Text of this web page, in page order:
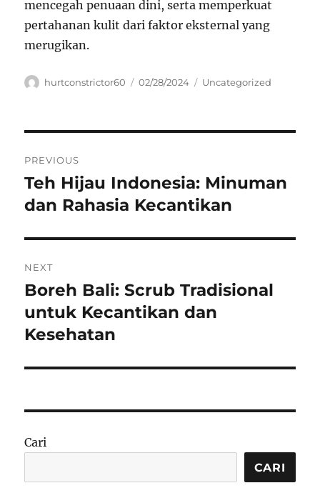
mencegah penuaan dini, serta memperkuat
pertahanan kulit dari faktor eksternal yang
merugikan.
Author
hurtconstrictor60
Posted
02/28/2024 Categories
Uncategorized
pos
PREVIOUS
Previous
post:
Teh Hijau Indonesia: Minuman
dan Rahasia Kecantikan
NEXT
Next
post:
Boreh Bali: Scrub Tradisional
untuk Kecantikan dan
Kesehatan
Cari
CARI